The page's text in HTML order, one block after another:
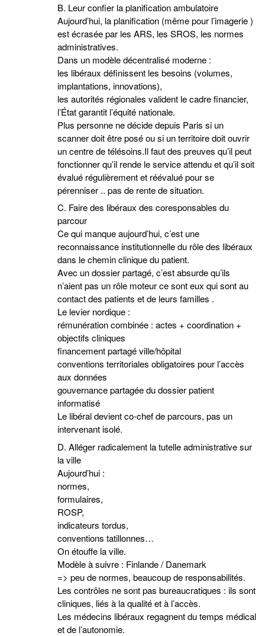
B. Leur confier la planification ambulatoire
Aujourd’hui, la planification (même pour l’imagerie )
est écrasée par les ARS, les SROS, les normes
administratives.
Dans un modèle décentralisé moderne :
les libéraux définissent les besoins (volumes,
implantations, innovations),
les autorités régionales valident le cadre financier,
l’État garantit l’équité nationale.
Plus personne ne décide depuis Paris si un
scanner doit être posé ou si un territoire doit ouvrir
un centre de télésoins.Il faut des preuves qu’il peut
fonctionner qu’il rende le service attendu et qu’il soit
évalué régulièrement et réévalué pour se
pérenniser .. pas de rente de situation.
C. Faire des libéraux des coresponsables du
parcour
Ce qui manque aujourd’hui, c’est une
reconnaissance institutionnelle du rôle des libéraux
dans le chemin clinique du patient.
Avec un dossier partagé, c’est absurde qu’ils
n’aient pas un rôle moteur ce sont eux qui sont au
contact des patients et de leurs familles .
Le levier nordique :
rémunération combinée : actes + coordination +
objectifs cliniques
financement partagé ville/hôpital
conventions territoriales obligatoires pour l’accès
aux données
gouvernance partagée du dossier patient
informatisé
Le libéral devient co-chef de parcours, pas un
intervenant isolé.
D. Alléger radicalement la tutelle administrative sur
la ville
Aujourd’hui :
normes,
formulaires,
ROSP,
indicateurs tordus,
conventions tatillonnes…
On étouffe la ville.
Modèle à suivre : Finlande / Danemark
=> peu de normes, beaucoup de responsabilités.
Les contrôles ne sont pas bureaucratiques : ils sont
cliniques, liés à la qualité et à l’accès.
Les médecins libéraux regagnent du temps médical
et de l’autonomie.